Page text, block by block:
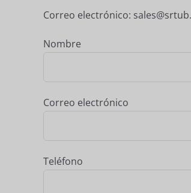
Correo electrónico:
Nombre
Correo electrónico
Teléfono